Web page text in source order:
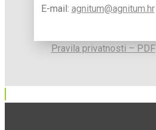
E-mail:​​ agnitum@agnitum.hr
Pravila privatnosti – PDF